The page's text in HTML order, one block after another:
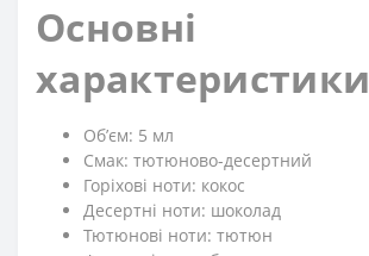
Основні
характеристики
Обʼєм: 5 мл
Смак: тютюново-десертний
Горіхові ноти: кокос
Десертні ноти: шоколад
Тютюнові ноти: тютюн